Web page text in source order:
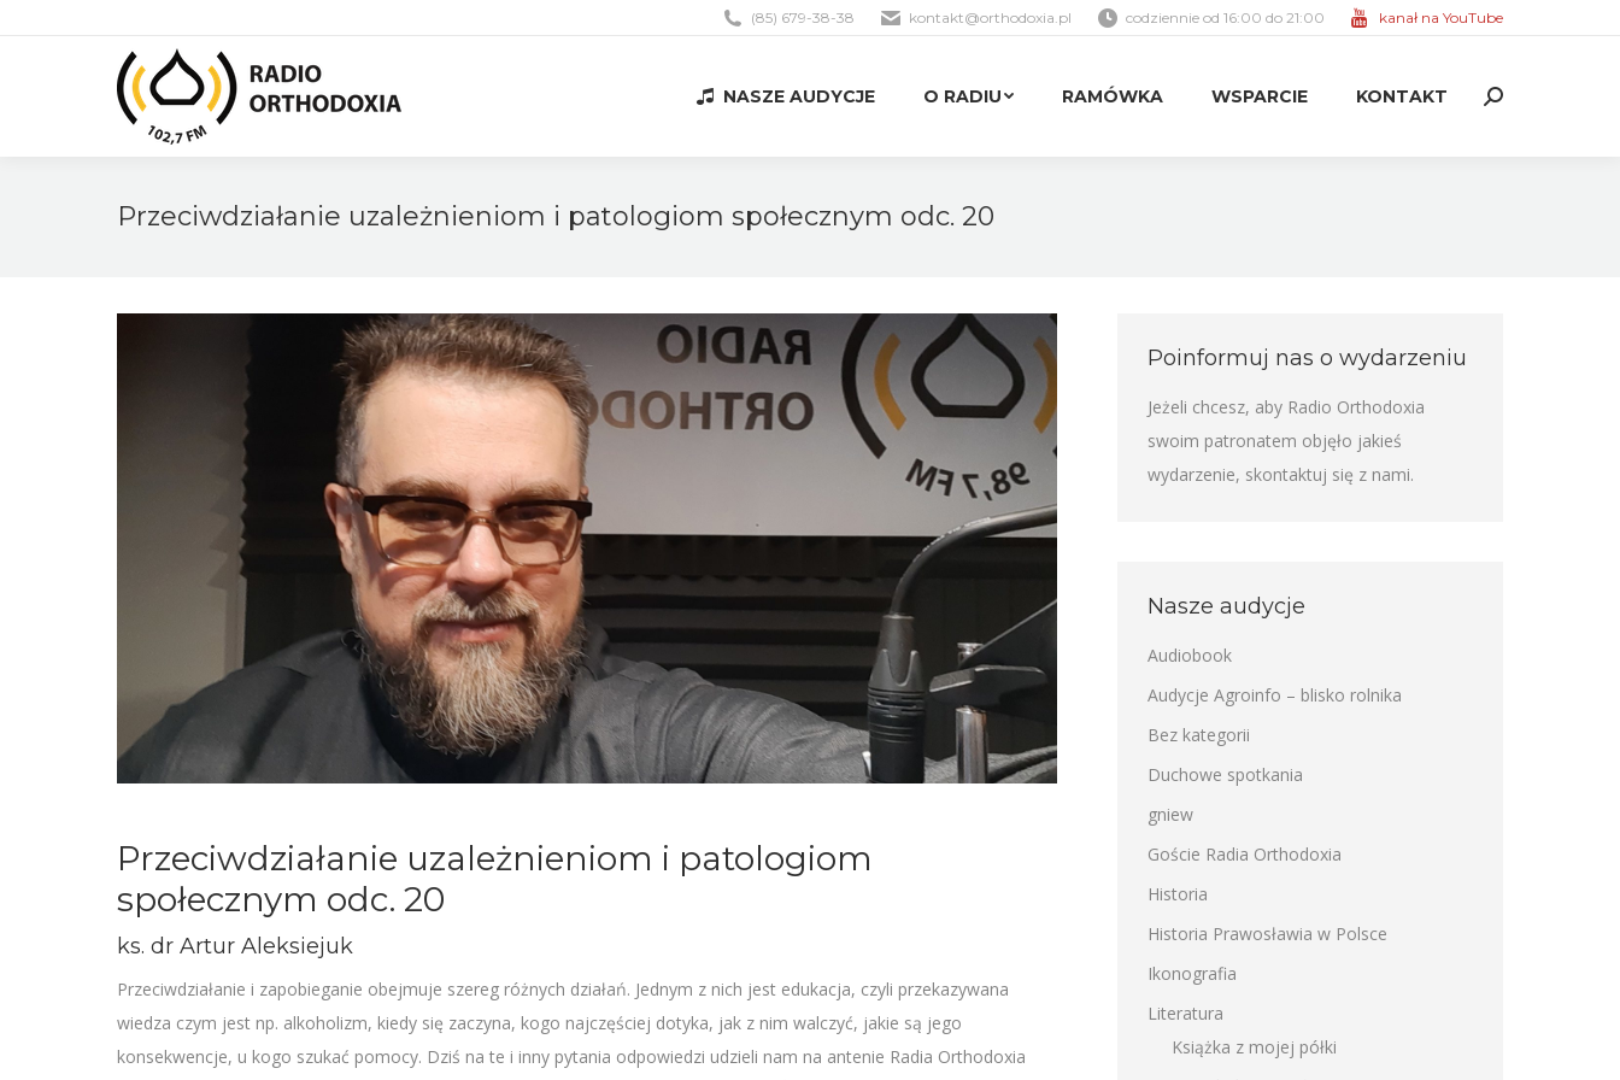
(85) 679-38-38 kontakt@orthodoxia.pl codziennie od 16:00 do 21:00 kanał na YouTube
NASZE AUDYCJE O RADIU RAMÓWKA WSPARCIE KONTAKT Search:
Przeciwdziałanie uzależnieniom i patologiom społecznym odc. 20
Przeciwdziałanie uzależnieniom i patologiom
społecznym odc. 20
ks. dr Artur Aleksiejuk
Przeciwdziałanie i zapobieganie obejmuje szereg różnych działań. Jednym z nich jest edukacja, czyli przekazywana
wiedza czym jest np. alkoholizm, kiedy się zaczyna, kogo najczęściej dotyka, jak z nim walczyć, jakie są jego
konsekwencje, u kogo szukać pomocy. Dziś na te i inny pytania odpowiedzi udzieli nam na antenie Radia Orthodoxia
Poinformuj nas o wydarzeniu
Jeżeli chcesz, aby Radio Orthodoxia
swoim patronatem objęło jakieś
wydarzenie, skontaktuj się z nami.
Nasze audycje
Audiobook
Audycje Agroinfo – blisko rolnika
Bez kategorii
Duchowe spotkania
gniew
Goście Radia Orthodoxia
Historia
Historia Prawosławia w Polsce
Ikonografia
Literatura
Książka z mojej półki